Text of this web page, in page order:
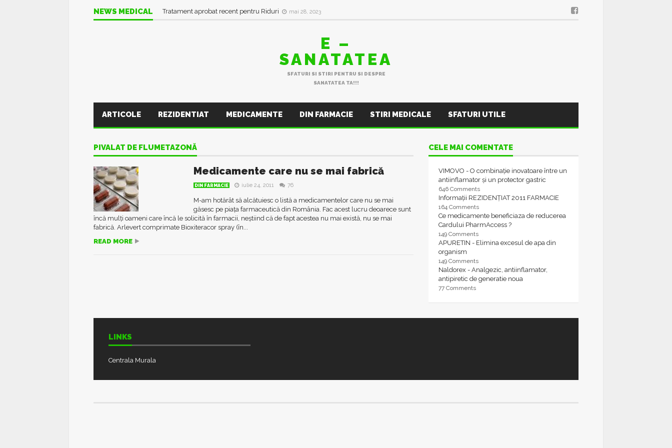
NEWS MEDICAL Tratament aprobat recent pentru Riduri mai 28, 2023
E –
SANATATEA
SFATURI SI STIRI PENTRU SI DESPRE
SANATATEA TA!!!
ARTICOLE REZIDENTIAT MEDICAMENTE DIN FARMACIE STIRI MEDICALE SFATURI UTILE
PIVALAT DE FLUMETAZONĂ
Medicamente care nu se mai fabrică
DIN FARMACIE iulie 24, 2011 76
M-am hotărât să alcătuiesc o listă a medicamentelor care nu se mai
găsesc pe piața farmaceutică din România. Fac acest lucru deoarece sunt
încă mulți oameni care încă le solicită în farmacii, neștiind că de fapt acestea nu mai există, nu se mai
fabrică. Arlevert comprimate Bioxiteracor spray (în...
READ MORE
CELE MAI COMENTATE
VIMOVO - O combinație inovatoare între un
antiinflamator și un protector gastric
646 Comments
Informații REZIDENȚIAT 2011 FARMACIE
164 Comments
Ce medicamente beneficiaza de reducerea
Cardului PharmAccess ?
149 Comments
APURETIN - Elimina excesul de apa din
organism
149 Comments
Naldorex - Analgezic, antiinflamator,
antipiretic de generatie noua
77 Comments
LINKS
Centrala Murala